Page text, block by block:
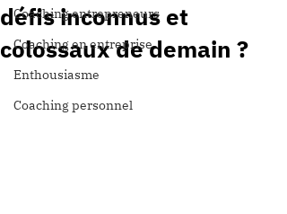
Coaching entrepreneurs
Coaching en entreprise
Enthousiasme
Coaching personnel
défis inconnus et
colossaux de demain ?